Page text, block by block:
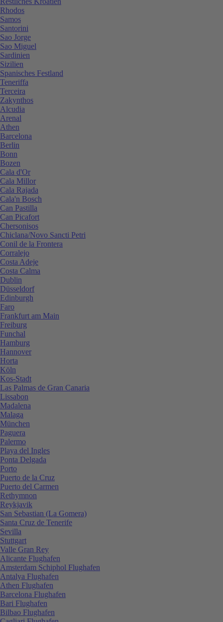
Rhodos
Samos
Santorini
Sao Jorge
Sao Miguel
Sardinien
Sizilien
Spanisches Festland
Teneriffa
Terceira
Zakynthos
Alcudia
Arenal
Athen
Barcelona
Berlin
Bonn
Bozen
Cala d'Or
Cala Millor
Cala Rajada
Cala'n Bosch
Can Pastilla
Can Picafort
Chersonisos
Chiclana/Novo Sancti Petri
Conil de la Frontera
Corralejo
Costa Adeje
Costa Calma
Dublin
Düsseldorf
Edinburgh
Faro
Frankfurt am Main
Freiburg
Funchal
Hamburg
Hannover
Horta
Köln
Kos-Stadt
Las Palmas de Gran Canaria
Lissabon
Madalena
Malaga
München
Paguera
Palermo
Playa del Ingles
Ponta Delgada
Porto
Puerto de la Cruz
Puerto del Carmen
Rethymnon
Reykjavik
San Sebastian (La Gomera)
Santa Cruz de Tenerife
Sevilla
Stuttgart
Valle Gran Rey
Alicante Flughafen
Amsterdam Schiphol Flughafen
Antalya Flughafen
Athen Flughafen
Barcelona Flughafen
Bari Flughafen
Bilbao Flughafen